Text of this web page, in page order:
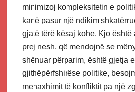
minimizoj kompleksitetin e
kanë pasur një ndikim
gjatë tërë kësaj kohe. Kjo është
prej nesh, që mendojnë se
shënuar përparim, është gjetja
gjithëpërfshirëse politike,
menaxhimit të konfliktit pa një